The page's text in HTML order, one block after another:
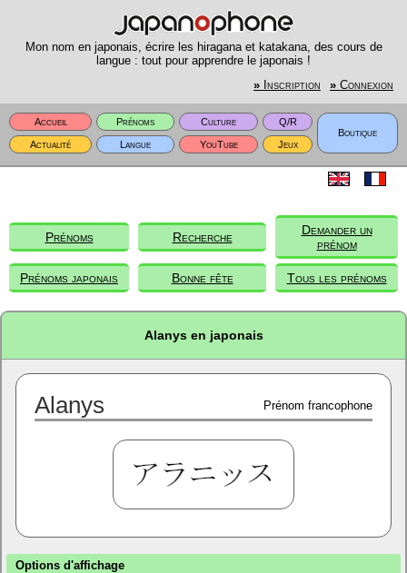
Mon nom en japonais, écrire les hiragana et katakana, des cours de
langue : tout pour apprendre le japonais !
» Inscription » Connexion
Accueil Prénoms Culture
Q/R
Boutique
Actualité
Langue YouTube Jeux
Prénoms Recherche
Demander un
prénom
Prénoms japonais Bonne fête Tous les prénoms
Alanys en japonais
Alanys Prénom francophone
Options d'affichage